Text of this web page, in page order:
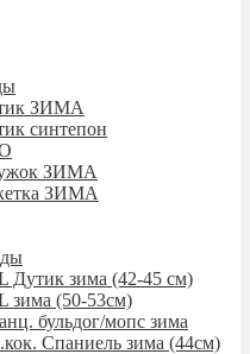
ЗИМА
синтепон
ЗИМА
ЗИМА
Дутик зима (42-45 см)
зима (50-53см)
бульдог/мопс зима
Спаниель зима (44см)